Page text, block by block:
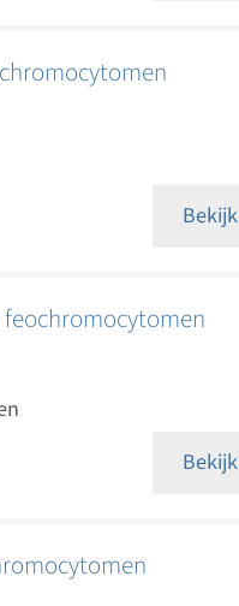
Bekijk
feochromocytomen
Bekijk